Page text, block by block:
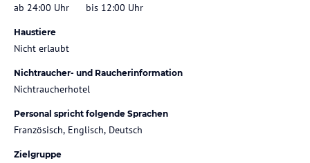
ab 24:00 Uhr bis 12:00 Uhr
Haustiere
Nicht erlaubt
Nichtraucher- und Raucherinformation
Nichtraucherhotel
Personal spricht folgende Sprachen
Französisch, Englisch, Deutsch
Zielgruppe